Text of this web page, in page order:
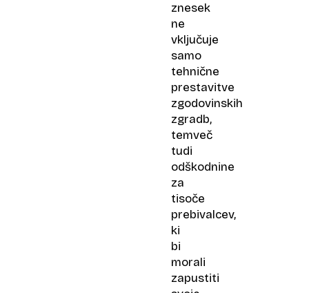
znesek
ne
vključuje
samo
tehnične
prestavitve
zgodovinskih
zgradb,
temveč
tudi
odškodnine
za
tisoče
prebivalcev,
ki
bi
morali
zapustiti